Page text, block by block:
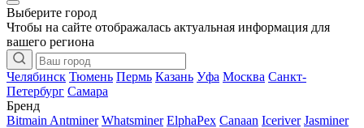
Выберите город
Чтобы на сайте отображалась актуальная информация для
вашего региона
Челябинск Тюмень Пермь Казань Уфа Москва Санкт-
Петербург Самара
Бренд
Bitmain Antminer Whatsminer ElphaPex Canaan Iceriver Jasminer